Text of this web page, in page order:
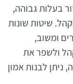
בעלות גבוהה,
שיטות שונות
ומשוב,
ולשפר את
לבנות אמון